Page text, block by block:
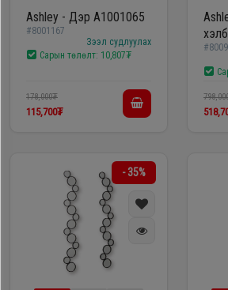
Oppo
Infinix
Tablet
Ухаалаг
Ashley - Дэр A1001065
#8001167
Зээл судлуулах
Сарын төлөлт: 10,807₮
178,000₮
115,700₮
- 35%